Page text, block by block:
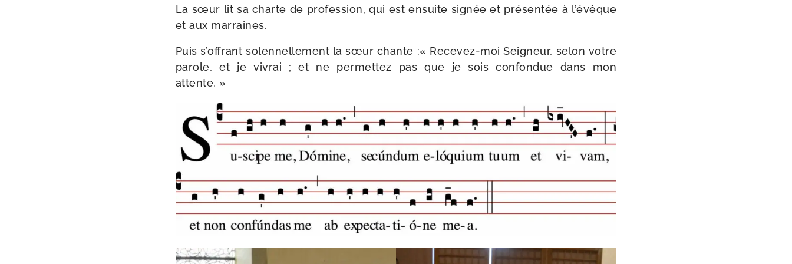
La sœur lit sa charte de pro­fes­sion, qui est ensuite signée et pré­sen­tée à l’évêque
et aux marraines.
Puis s’offrant solen­nel­le­ment la sœur chante :« Recevez-​moi Seigneur, selon votre
parole, et je vivrai ; et ne per­met­tez pas que je sois confon­due dans mon
attente. »